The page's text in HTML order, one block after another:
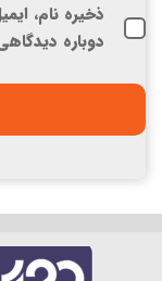
ذخیره نام،
دوباره